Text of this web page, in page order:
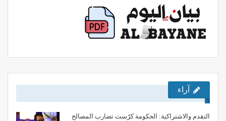
آراء
التقدم والاشتراكية: الحكومة كرّست تضارب المصالح